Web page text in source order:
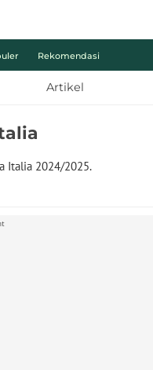
Rekomendasi
Artikel
Italia 2024/2025.